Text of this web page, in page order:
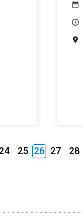
24 25 26 27 28